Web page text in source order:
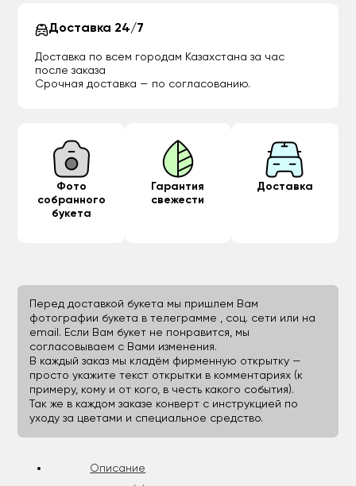
Доставка 24/7
Доставка по всем городам Казахстана за час
после заказа
Срочная доставка — по согласованию.
Фото
собранного
букета
Гарантия
свежести
Доставка
Перед доставкой букета мы пришлем Вам
фотографии букета в телеграмме , соц. сети или на
email. Если Вам букет не понравится, мы
согласовываем с Вами изменения.
В каждый заказ мы кладём фирменную открытку —
просто укажите текст открытки в комментариях (к
примеру, кому и от кого, в честь какого события).
Так же в каждом заказе конверт с инструкцией по
уходу за цветами и специальное средство.
Описание